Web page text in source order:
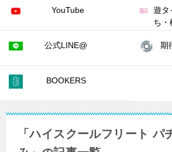
YouTube
遊タ
ち・
公式LINE@ 期
BOOKERS
「ハイスクールフリート パ